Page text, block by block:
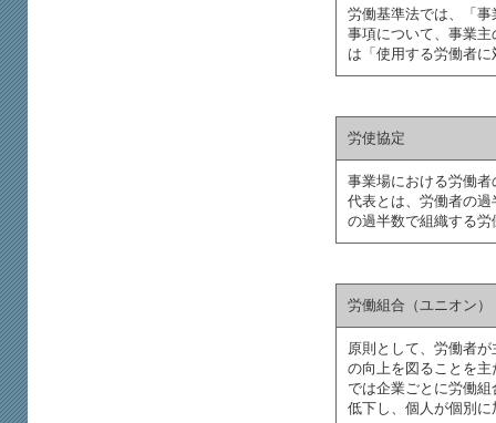
労働基準法では、「
事項について、事業
は「使用する労働者
労使協定
事業場における労働
代表とは、労働者の
の過半数で組織する
労働組合（ユニオン）
原則として、労働者
の向上を図ることを
では企業ごとに労働
低下し、個人が個別